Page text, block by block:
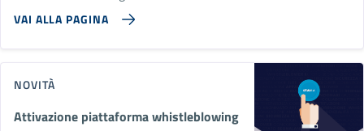
VAI ALLA PAGINA
NOVITÀ
Attivazione piattaforma whistleblowing